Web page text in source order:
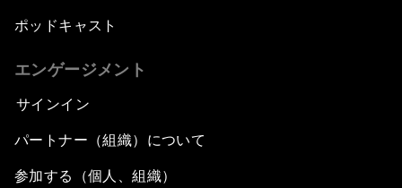
ポッドキャスト
エンゲージメント
サインイン
パートナー（組織）について
参加する（個人、組織）